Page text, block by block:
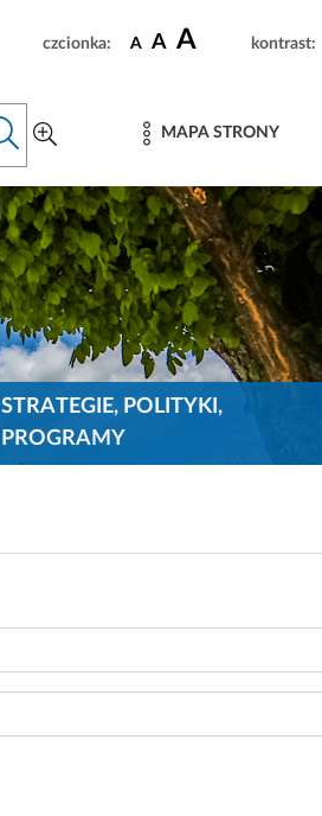
czcionka: A A A kontrast:
MAPA STRONY
STRATEGIE, POLITYKI,
PROGRAMY